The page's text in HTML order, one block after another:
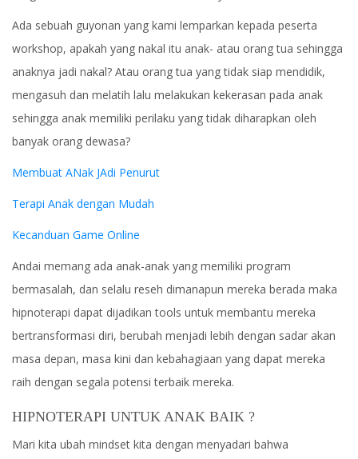
Ada sebuah guyonan yang kami lemparkan kepada peserta
workshop, apakah yang nakal itu anak- atau orang tua sehingga
anaknya jadi nakal? Atau orang tua yang tidak siap mendidik,
mengasuh dan melatih lalu melakukan kekerasan pada anak
sehingga anak memiliki perilaku yang tidak diharapkan oleh
banyak orang dewasa?
Membuat ANak JAdi Penurut
Terapi Anak dengan Mudah
Kecanduan Game Online
Andai memang ada anak-anak yang memiliki program
bermasalah, dan selalu reseh dimanapun mereka berada maka
hipnoterapi dapat dijadikan tools untuk membantu mereka
bertransformasi diri, berubah menjadi lebih dengan sadar akan
masa depan, masa kini dan kebahagiaan yang dapat mereka
raih dengan segala potensi terbaik mereka.
HIPNOTERAPI UNTUK ANAK BAIK ?
Mari kita ubah mindset kita dengan menyadari bahwa